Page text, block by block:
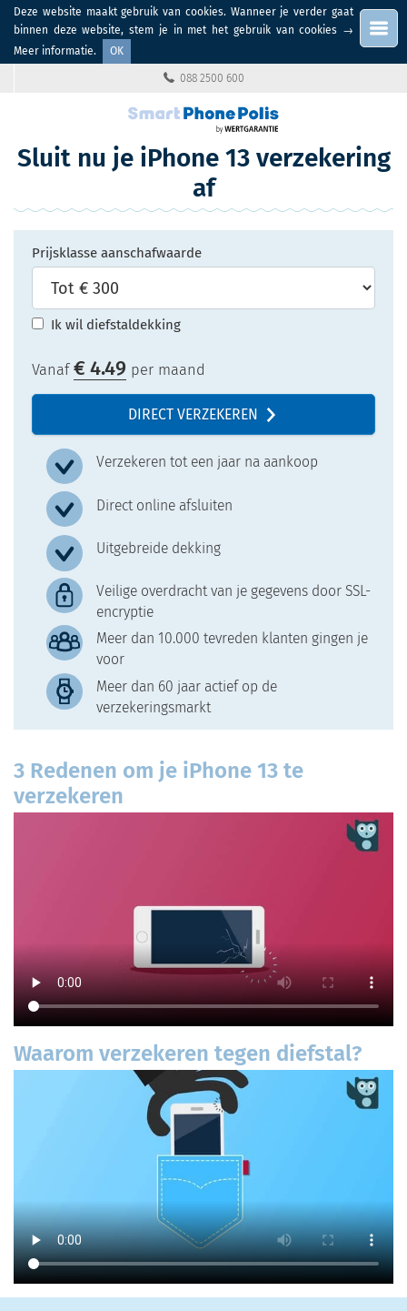
Deze website maakt gebruik van cookies. Wanneer je verder gaat
binnen deze website, stem je in met het gebruik van cookies →
Meer informatie. OK
088 2500 600
Menu
Sluit nu je iPhone 13 verzekering
af
Verzekeren tot een jaar na aankoop
Direct online afsluiten
Uitgebreide dekking
Prijsklasse aanschafwaarde
Ik wil diefstaldekking
Vanaf €4.49 per maand
DIRECT VERZEKEREN
Veilige overdracht van je gegevens door SSL-
encryptie
Meer dan 10.000 tevreden klanten gingen je
voor
Meer dan 60 jaar actief op de
verzekeringsmarkt
3 Redenen om je iPhone 13 te
verzekeren
Waarom verzekeren tegen diefstal?